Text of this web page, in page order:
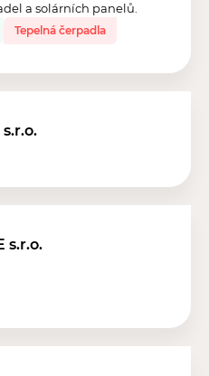
a solárních panelů.
Tepelná čerpadla
s.r.o.